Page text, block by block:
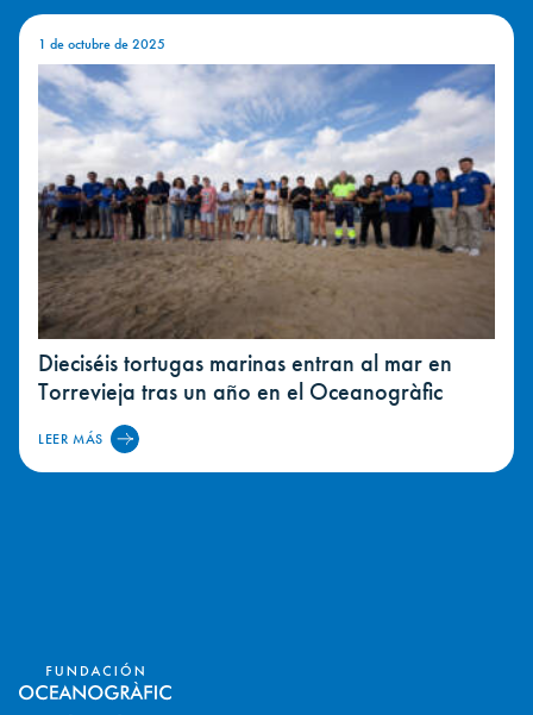
1 de octubre de 2025
Dieciséis tortugas marinas entran al mar en
Torrevieja tras un año en el Oceanogràfic
LEER MÁS